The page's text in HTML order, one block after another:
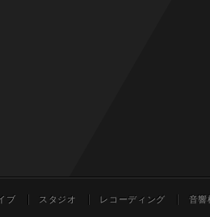
ブ スタジオ レコーディング 音響